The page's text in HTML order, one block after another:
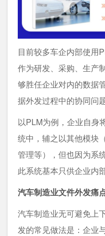
目前较多车企内部使用
作为研发、采购、生产
够胜任企业对内的数据
据外发过程中的协同问题
以PLM为例，企业自身
统中，辅之以其他模块
管理等），但也因为系
此系统基本只供企业内
汽车制造业文件外发痛
汽车制造业无可避免上
发的常见做法是：企业